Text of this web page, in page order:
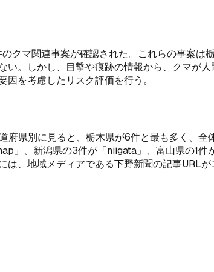
マ関連事案が確認された。これらの事案は
。しかし、目撃や痕跡の情報から、クマが
を考慮したリスク評価を行う。
県別に見ると、栃木県が6件と最も多く、
、新潟県の3件が「niigata」、富山県の1件
、地域メディアである下野新聞の記事URL